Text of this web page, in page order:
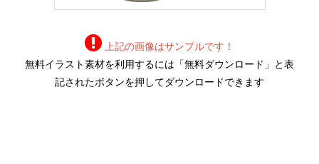
上記の画像はサンプルです！
無料イラスト素材を利用するには「無料ダウンロード」と表
記されたボタンを押してダウンロードできます